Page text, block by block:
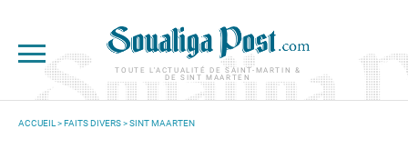
TOUTE L'ACTUALITÉ DE SAINT-MARTIN &
DE SINT MAARTEN
ACCUEIL >FAITS DIVERS>SINT MAARTEN